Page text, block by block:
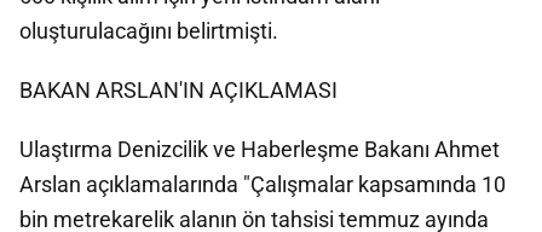
oluşturulacağını belirtmişti.
BAKAN ARSLAN'IN AÇIKLAMASI
Ulaştırma Denizcilik ve Haberleşme Bakanı Ahmet
Arslan açıklamalarında "Çalışmalar kapsamında 10
bin metrekarelik alanın ön tahsisi temmuz ayında